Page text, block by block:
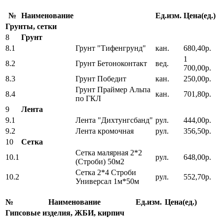
№ Наименование Ед.изм. Цена(ед.)
Грунты, сетки
8
Грунт
8.1
Грунт "Тифенгрунд" кан.
680,40р.
8.2
Грунт Бетоноконтакт вед.
1
700,00р.
8.3
Грунт Победит кан.
250,00р.
8.4
Грунт Праймер Альпа
по ГКЛ
кан.
701,80р.
9
Лента
9.1
Лента "Дихтунгсбанд" рул.
444,00р.
9.2
Лента кромочная рул.
356,50р.
10
Сетка
10.1
Сетка малярная 2*2
(Строби) 50м2
рул. 648,00р.
10.2
Сетка 2*4 Строби
Универсал 1м*50м
рул. 552,70р.
№ Наименование Ед.изм. Цена(ед.)
Гипсовые изделия, ЖБИ, кирпич